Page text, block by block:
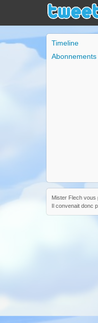
Timeline
Abonnements
Mister Flech vous
Il convenait donc